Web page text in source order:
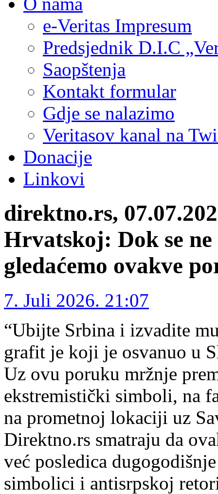
e-Veritas Impresum
Predsjednik D.I.C
Saopštenja
Kontakt formular
Gdje se nalazimo
Veritasov kanal na
Donacije
Linkovi
direktno.rs,
Hrvatskoj: Dok se
gledaćemo ovakve
7. Juli 2026. 21:07
“Ubijte Srbina i izvadite
grafit je koji je osvanuo u
Uz ovu poruku mržnje
ekstremistički simboli, na
na prometnoj lokaciji uz
Direktno.rs smatraju da
već posledica
simbolici i antisrpskoj